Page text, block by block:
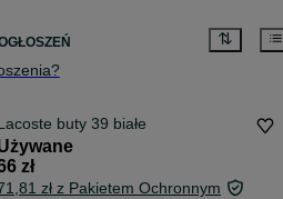
Lacoste buty 39 białe
zł
zł z Pakietem Ochronnym